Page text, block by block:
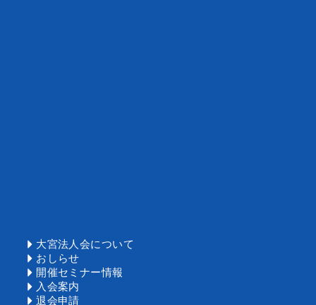
大宮法人会について
おしらせ
開催セミナー情報
入会案内
退会申請